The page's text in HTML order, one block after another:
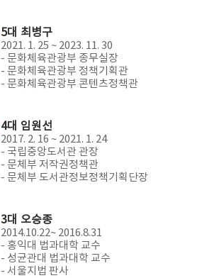
5대 최병구
2021. 1. 25 ~ 2023. 11. 30
- 문화체육관광부 종무실장
- 문화체육관광부 정책기획관
- 문화체육관광부 콘텐츠정책관
4대 임원선
2017. 2. 16 ~ 2021. 1. 24
- 국립중앙도서관 관장
- 문체부 저작권정책관
- 문체부 도서관정보정책기획단장
3대 오승종
2014.10.22~ 2016.8.31
- 홍익대 법과대학 교수
- 성균관대 법과대학 교수
- 서울지법 판사